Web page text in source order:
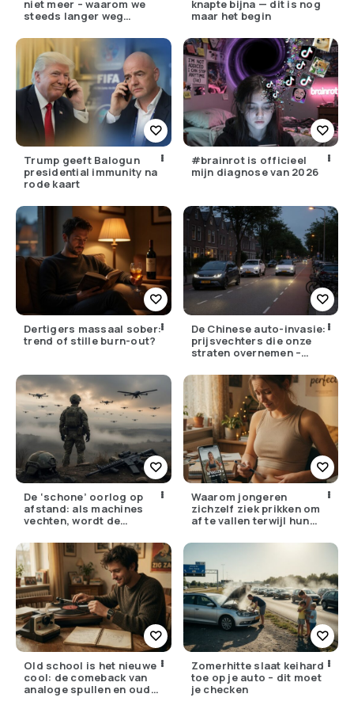
niet meer – waarom we
steeds langer weg
knapte bijna — dit is nog
maar het begin
Trump geeft Balogun
presidential immunity na
rode kaart
#brainrot is officieel
mijn diagnose van 2026
Dertigers massaal sober:
trend of stille burn-out?
De Chinese auto-invasie:
prijsvechters die onze
straten overnemen –
écht?
De ‘schone’ oorlog op
afstand: als machines
vechten, wordt de
lager
Waarom jongeren
zichzelf ziek prikken om
af te vallen terwijl hun
bellen
Old school is het nieuwe
cool: de comeback van
analoge spullen en oude
Zomerhitte slaat keihard
toe op je auto – dit moet
je checken